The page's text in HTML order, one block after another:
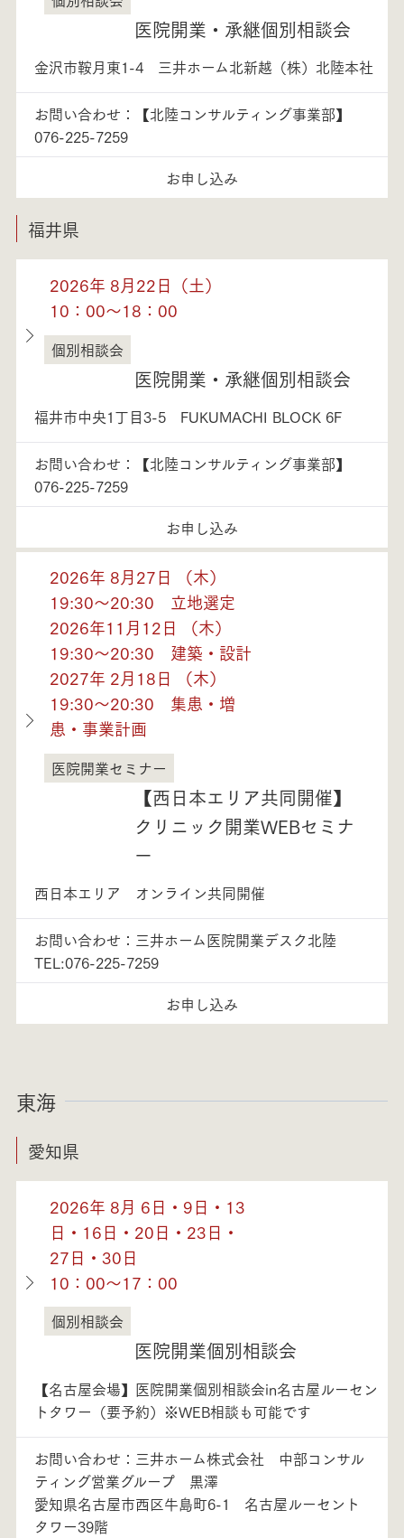
医院開業・承継個別相談会
金沢市鞍月東1-4 三井ホーム北新越（株）北陸本社
お問い合わせ：【北陸コンサルティング事業部】
076-225-7259
お申し込み
福井県
2026年 8月22日（土）
10：00～18：00
福井県
個別相談会
医院開業・承継個別相談会
福井市中央1丁目3-5 FUKUMACHI BLOCK 6F
お問い合わせ：【北陸コンサルティング事業部】
076-225-7259
お申し込み
2026年 8月27日 （木）
19:30～20:30 立地選定
2026年11月12日 （木）
19:30～20:30 建築・設計
2027年 2月18日 （木）
19:30～20:30 集患・増
患・事業計画
福井県
医院開業セミナー
【西日本エリア共同開催】
クリニック開業WEBセミナ
ー
西日本エリア オンライン共同開催
お問い合わせ：三井ホーム医院開業デスク北陸
TEL:076-225-7259
お申し込み
東海
愛知県
2026年 8月 6日・9日・13
日・16日・20日・23日・
27日・30日
10：00～17：00
愛知県
個別相談会
医院開業個別相談会
【名古屋会場】医院開業個別相談会in名古屋ルーセン
トタワー（要予約）※WEB相談も可能です
お問い合わせ：三井ホーム株式会社 中部コンサル
ティング営業グループ 黒澤
愛知県名古屋市西区牛島町6-1 名古屋ルーセント
タワー39階